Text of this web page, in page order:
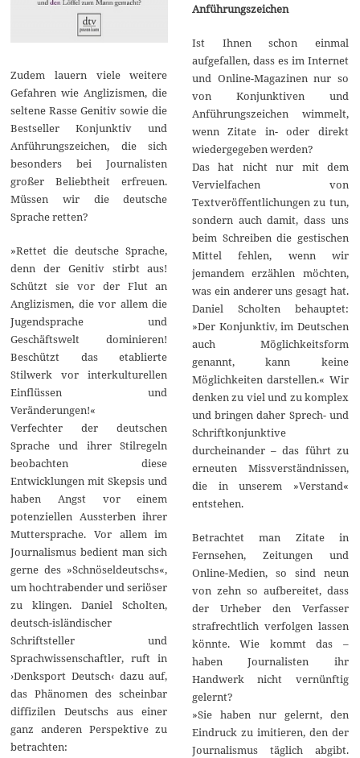
Zudem lauern viele weitere
Gefahren wie Anglizismen, die
seltene Rasse Genitiv sowie die
Bestseller Konjunktiv und
Anführungszeichen, die sich
besonders bei Journalisten
großer Beliebtheit erfreuen.
Müssen wir die deutsche
Sprache retten?
»Rettet die deutsche Sprache,
denn der Genitiv stirbt aus!
Schützt sie vor der Flut an
Anglizismen, die vor allem die
Jugendsprache und
Geschäftswelt dominieren!
Beschützt das etablierte
Stilwerk vor interkulturellen
Einflüssen und
Veränderungen!«
Verfechter der deutschen
Sprache und ihrer Stilregeln
beobachten diese
Entwicklungen mit Skepsis und
haben Angst vor einem
potenziellen Aussterben ihrer
Muttersprache. Vor allem im
Journalismus bedient man sich
gerne des »Schnöseldeutschs«,
um hochtrabender und seriöser
zu klingen. Daniel Scholten,
deutsch-isländischer
Schriftsteller und
Sprachwissenschaftler, ruft in
›Denksport Deutsch‹ dazu auf,
das Phänomen des scheinbar
diffizilen Deutschs aus einer
ganz anderen Perspektive zu
betrachten:
Anführungszeichen
Ist Ihnen schon einmal
aufgefallen, dass es im Internet
und Online-Magazinen nur so
von Konjunktiven und
Anführungszeichen wimmelt,
wenn Zitate in- oder direkt
wiedergegeben werden?
Das hat nicht nur mit dem
Vervielfachen von
Textveröffentlichungen zu tun,
sondern auch damit, dass uns
beim Schreiben die gestischen
Mittel fehlen, wenn wir
jemandem erzählen möchten,
was ein anderer uns gesagt hat.
Daniel Scholten behauptet:
»Der Konjunktiv, im Deutschen
auch Möglichkeitsform
genannt, kann keine
Möglichkeiten darstellen.« Wir
denken zu viel und zu komplex
und bringen daher Sprech- und
Schriftkonjunktive
durcheinander – das führt zu
erneuten Missverständnissen,
die in unserem »Verstand«
entstehen.
Betrachtet man Zitate in
Fernsehen, Zeitungen und
Online-Medien, so sind neun
von zehn so aufbereitet, dass
der Urheber den Verfasser
strafrechtlich verfolgen lassen
könnte. Wie kommt das –
haben Journalisten ihr
Handwerk nicht vernünftig
gelernt?
»Sie haben nur gelernt, den
Eindruck zu imitieren, den der
Journalismus täglich abgibt.